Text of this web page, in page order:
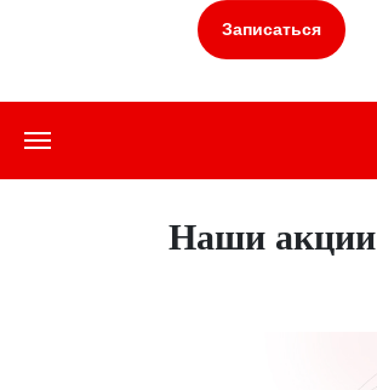
Записаться
Наши акции